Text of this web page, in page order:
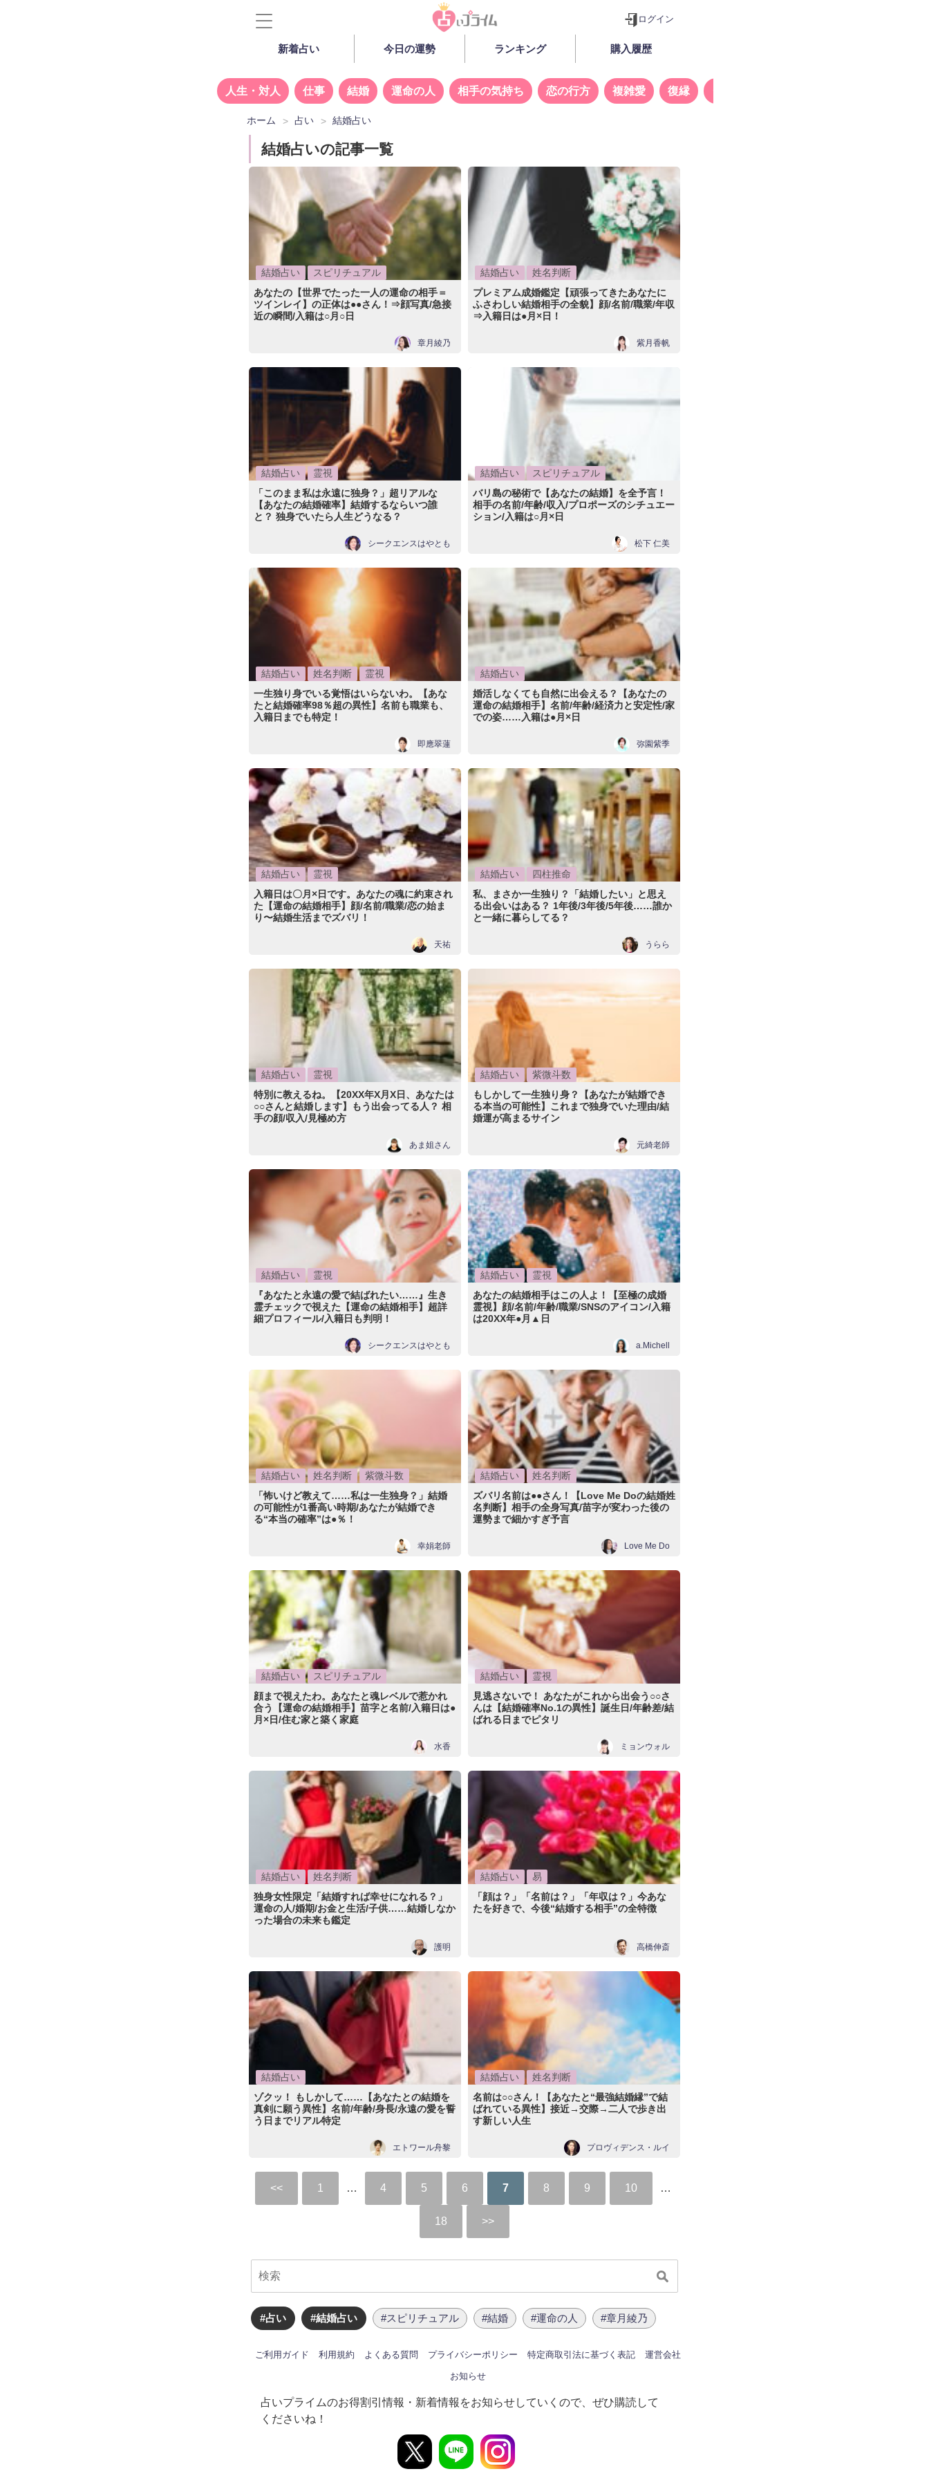
ログイン
新着占い 今日の運勢 ランキング 購入履歴
人生・対人 仕事 結婚 運命の人 相手の気持ち 恋の行方 複雑愛 復縁
ホーム 占い 結婚占い
結婚占いの記事一覧
結婚占い
スピリチュアル
あなたの【世界でたった一人の運命の相手＝
ツインレイ】の正体は●●さん！⇒顔写真/急接
近の瞬間/入籍は○月○日
章月綾乃
結婚占い
姓名判断
プレミアム成婚鑑定【頑張ってきたあなたに
ふさわしい結婚相手の全貌】顔/名前/職業/年収
⇒入籍日は●月×日！
紫月香帆
結婚占い
霊視
「このまま私は永遠に独身？」超リアルな
【あなたの結婚確率】結婚するならいつ誰
と？ 独身でいたら人生どうなる？
シークエンスはやとも
結婚占い
スピリチュアル
バリ島の秘術で【あなたの結婚】を全予言！
相手の名前/年齢/収入/プロポーズのシチュエー
ション/入籍は○月×日
松下 仁美
結婚占い 姓名判断
霊視
一生独り身でいる覚悟はいらないわ。【あな
たと結婚確率98％超の異性】名前も職業も、
入籍日までも特定！
即應翠蓮
結婚占い
婚活しなくても自然に出会える？【あなたの
運命の結婚相手】名前/年齢/経済力と安定性/家
での姿……入籍は●月×日
弥園紫季
結婚占い
霊視
入籍日は〇月×日です。あなたの魂に約束され
た【運命の結婚相手】顔/名前/職業/恋の始ま
り〜結婚生活までズバリ！
天祐
結婚占い
四柱推命
私、まさか一生独り？「結婚したい」と思え
る出会いはある？ 1年後/3年後/5年後……誰か
と一緒に暮らしてる？
うらら
結婚占い
霊視
特別に教えるね。【20XX年X月X日、あなたは
○○さんと結婚します】もう出会ってる人？ 相
手の顔/収入/見極め方
あま姐さん
結婚占い
紫微斗数
もしかして一生独り身？【あなたが結婚でき
る本当の可能性】これまで独身でいた理由/結
婚運が高まるサイン
元綺老師
結婚占い
霊視
『あなたと永遠の愛で結ばれたい……』生き
霊チェックで視えた【運命の結婚相手】超詳
細プロフィール/入籍日も判明！
シークエンスはやとも
結婚占い
霊視
あなたの結婚相手はこの人よ！【至極の成婚
霊視】顔/名前/年齢/職業/SNSのアイコン/入籍
は20XX年●月▲日
a.Michell
結婚占い 姓名判断
紫微斗数
「怖いけど教えて……私は一生独身？」結婚
の可能性が1番高い時期/あなたが結婚でき
る“本当の確率”は●％！
幸娟老師
結婚占い
姓名判断
ズバリ名前は●●さん！【Love Me Doの結婚姓
名判断】相手の全身写真/苗字が変わった後の
運勢まで細かすぎ予言
Love Me Do
結婚占い
スピリチュアル
顔まで視えたわ。あなたと魂レベルで惹かれ
合う【運命の結婚相手】苗字と名前/入籍日は●
月×日/住む家と築く家庭
水香
結婚占い
霊視
見逃さないで！ あなたがこれから出会う○○さ
んは【結婚確率No.1の異性】誕生日/年齢差/結
ばれる日までピタリ
ミョンウォル
結婚占い
姓名判断
独身女性限定「結婚すれば幸せになれる？」
運命の人/婚期/お金と生活/子供……結婚しなか
った場合の未来も鑑定
護明
結婚占い
易
「顔は？」「名前は？」「年収は？」今あな
たを好きで、今後“結婚する相手”の全特徴
高橋伸斎
結婚占い
ゾクッ！ もしかして……【あなたとの結婚を
真剣に願う異性】名前/年齢/身長/永遠の愛を誓
う日までリアル特定
エトワール舟黎
結婚占い
姓名判断
名前は○○さん！【あなたと“最強結婚縁”で結
ばれている異性】接近→交際→二人で歩き出
す新しい人生
プロヴィデンス・ルイ
1 … 4 5 6 7 8 9 10 …
18
#占い #結婚占い #スピリチュアル #結婚 #運命の人 #章月綾乃
ご利用ガイド 利用規約 よくある質問 プライバシーポリシー 特定商取引法に基づく表記 運営会社
お知らせ
占いプライムのお得割引情報・新着情報をお知らせしていくので、ぜひ購読して
くださいね！